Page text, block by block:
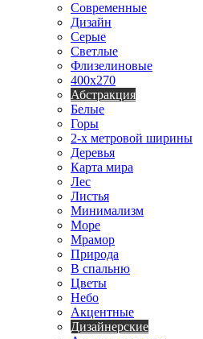
Современные
Дизайн
Серые
Светлые
Флизелиновые
400х270
Абстракция
Белые
Горы
2-х метровой ширины
Деревья
Карта мира
Лес
Листья
Минимализм
Море
Мрамор
Природа
В спальню
Цветы
Небо
Акцентные
Дизайнерские